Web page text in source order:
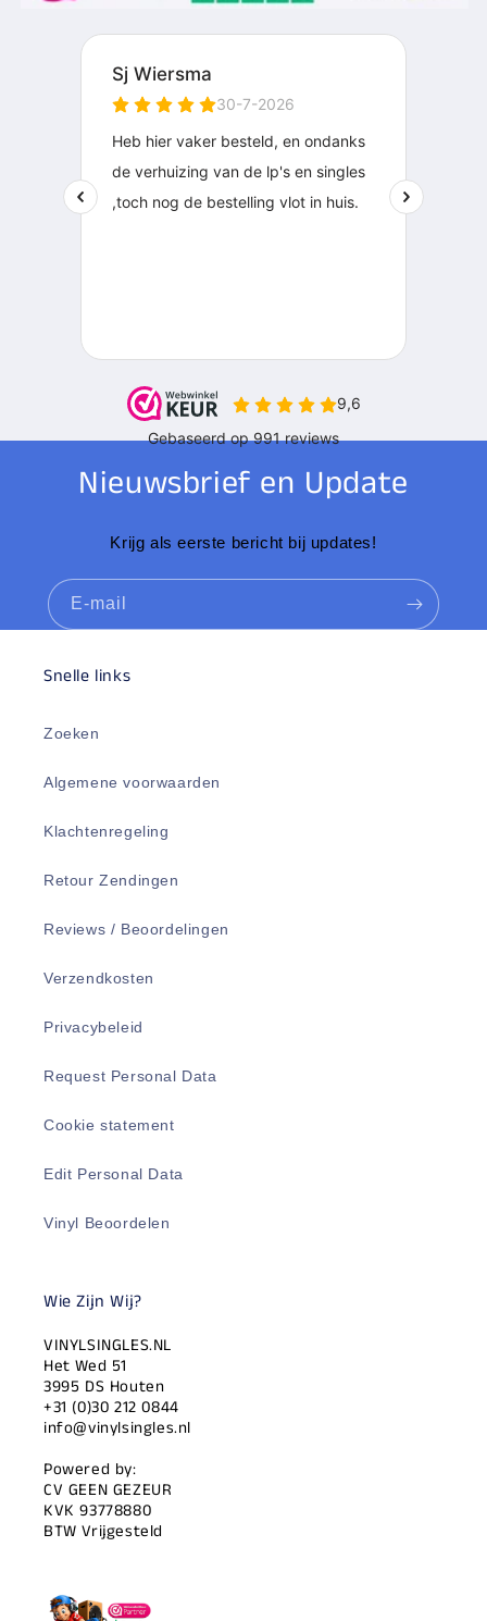
Nieuwsbrief en Update
Krijg als eerste bericht bij updates!
E‑mail
Snelle links
Zoeken
Algemene voorwaarden
Klachtenregeling
Retour Zendingen
Reviews / Beoordelingen
Verzendkosten
Privacybeleid
Request Personal Data
Cookie statement
Edit Personal Data
Vinyl Beoordelen
Wie Zijn Wij?
VINYLSINGLES.NL
Het Wed 51
3995 DS Houten
+31 (0)30 212 0844
info@vinylsingles.nl
Powered by:
CV GEEN GEZEUR
KVK 93778880
BTW Vrijgesteld